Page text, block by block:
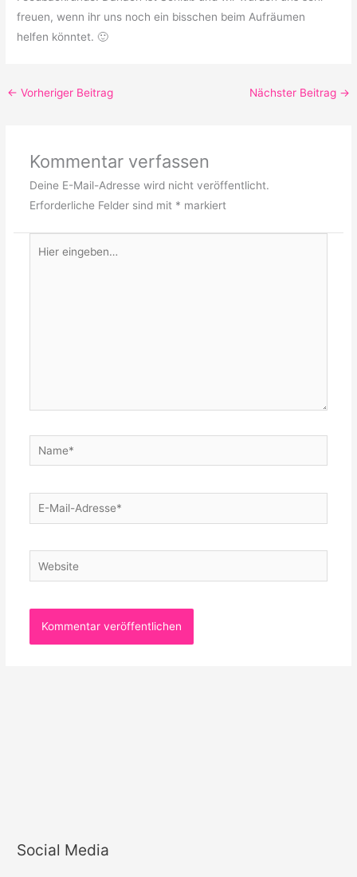
freuen, wenn ihr uns noch ein bisschen beim Aufräumen
helfen könntet. 🙂
← Vorheriger Beitrag Nächster Beitrag →
Kommentar verfassen
Deine E-Mail-Adresse wird nicht veröffentlicht.
Erforderliche Felder sind mit * markiert
eingeben…
Name*
E-
Mail-
Website
Social Media